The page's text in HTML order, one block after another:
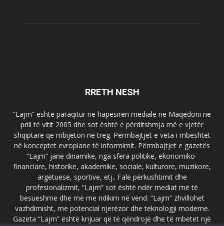
RRETH NESH
“Lajm” është paraqitur në hapësirën mediale në Maqedoni në
prill të vitit 2005 dhe sot është e përditshmja më e vjetër
shqiptare që mbijeton në treg. Përmbajtjet e veta i mbështet
në konceptet evropiane të informimit. Përmbajtjet e gazetës
“Lajm” janë dinamike, nga sfera politike, ekonomiko-
financiare, historike, akademike, sociale, kulturore, muzikore,
argëtuese, sportive, etj.. Falë përkushtimit dhe
profesionalizmit, “Lajm” sot është ndër mediat më të
besueshme dhe më me ndikim në vend. “Lajm” zhvillohet
vazhdimisht, me potencial njerëzor dhe teknologji moderne.
Gazeta “Lajm” është krijuar që të qëndrojë dhe të mbetet një